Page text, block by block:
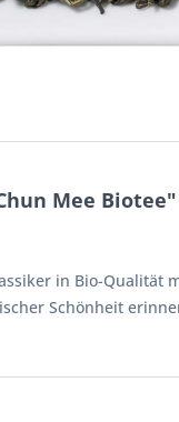
Mee Biotee"
in Bio-Qualität
Schönheit